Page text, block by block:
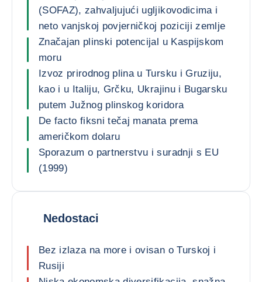
(SOFAZ), zahvaljujući ugljikovodicima i
neto vanjskoj povjerničkoj poziciji zemlje
Značajan plinski potencijal u Kaspijskom
moru
Izvoz prirodnog plina u Tursku i Gruziju,
kao i u Italiju, Grčku, Ukrajinu i Bugarsku
putem Južnog plinskog koridora
De facto fiksni tečaj manata prema
američkom dolaru
Sporazum o partnerstvu i suradnji s EU
(1999)
Nedostaci
Bez izlaza na more i ovisan o Turskoj i
Rusiji